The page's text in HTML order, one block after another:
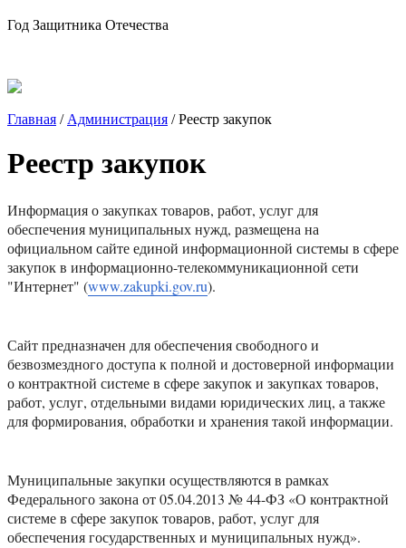
Год Защитника Отечества
Главная / Администрация /Реестр закупок
Реестр закупок
Информация о закупках товаров, работ, услуг для
обеспечения муниципальных нужд, размещена на
официальном сайте единой информационной системы в сфере
закупок в информационно-телекоммуникационной сети
"Интернет" (www.zakupki.gov.ru).
Сайт предназначен для обеспечения свободного и
безвозмездного доступа к полной и достоверной информации
о контрактной системе в сфере закупок и закупках товаров,
работ, услуг, отдельными видами юридических лиц, а также
для формирования, обработки и хранения такой информации.
Муниципальные закупки осуществляются в рамках
Федерального закона от 05.04.2013 № 44-ФЗ «О контрактной
системе в сфере закупок товаров, работ, услуг для
обеспечения государственных и муниципальных нужд».